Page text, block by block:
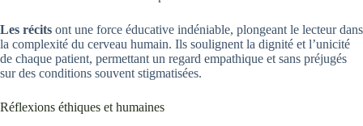
Les récits ont une force éducative indéniable, plongeant le lecteur dans
la complexité du cerveau humain. Ils soulignent la dignité et l’unicité
de chaque patient, permettant un regard empathique et sans préjugés
sur des conditions souvent stigmatisées.
Réflexions éthiques et humaines